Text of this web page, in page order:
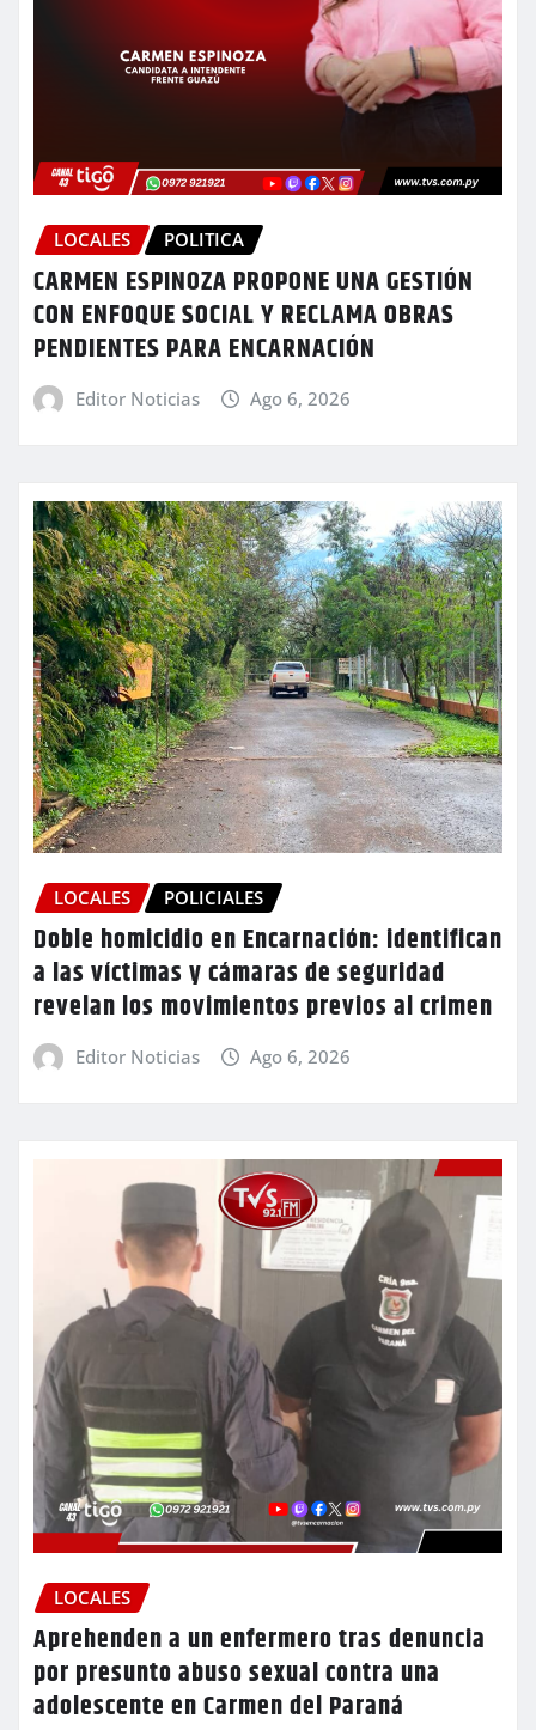
LOCALES POLITICA
CARMEN ESPINOZA PROPONE UNA GESTIÓN
CON ENFOQUE SOCIAL Y RECLAMA OBRAS
PENDIENTES PARA ENCARNACIÓN
Editor Noticias Ago 6, 2026
LOCALES POLICIALES
Doble homicidio en Encarnación: identifican
a las víctimas y cámaras de seguridad
revelan los movimientos previos al crimen
Editor Noticias Ago 6, 2026
LOCALES
Aprehenden a un enfermero tras denuncia
por presunto abuso sexual contra una
adolescente en Carmen del Paraná